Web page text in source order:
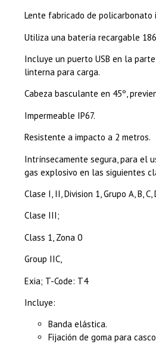
Lente fabricado de policarbonato
Utiliza una batería recargable
Incluye un puerto USB en la
linterna para carga.
Cabeza basculante en 45º,
Impermeable IP67.
Resistente a impacto a 2 metros.
Intrínsecamente segura, para el
gas explosivo en las siguientes
Clase I, II, Division 1, Grupo A, B, C,
Clase III;
Class 1, Zona 0
Group IIC,
Exia; T-Code: T4
Incluye:
Banda elástica.
Fijación de goma para